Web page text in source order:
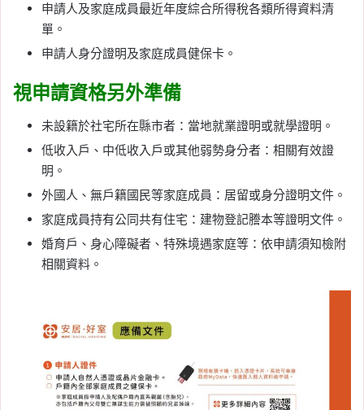
申請人及家庭成員最近年度綜合所得稅各類所得資料清
單。
申請人身分證明及家庭成員健保卡。
視申請資格另外準備
未設籍於社宅所在縣市者：當地就業證明或就學證明。
低收入戶、中低收入戶或其他弱勢身分者：相關有效證
明。
外國人、無戶籍國民等家庭成員：居留或身分證明文件。
家庭成員持有公同共有住宅：建物登記謄本等證明文件。
婚育戶、身心障礙者、特殊境遇家庭等：依申請須知檢附
相關資料。